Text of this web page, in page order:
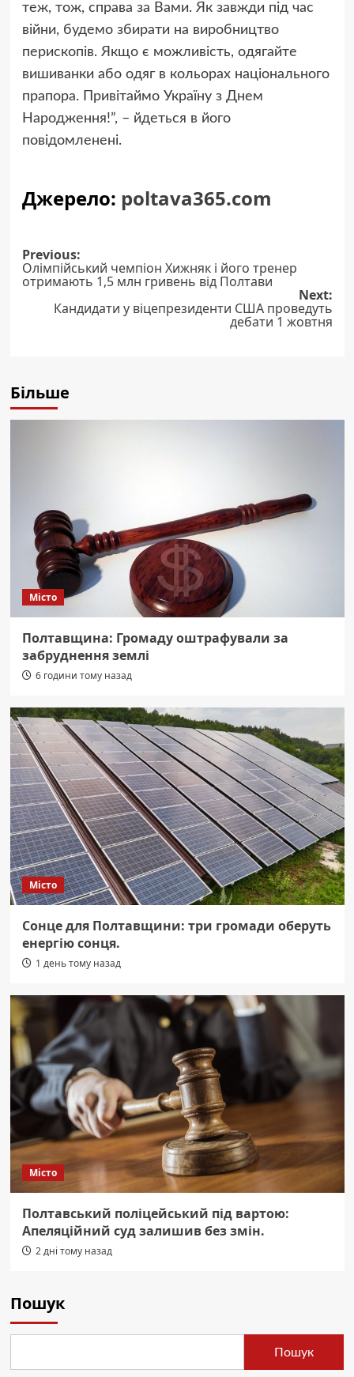
теж, тож, справа за Вами. Як завжди під час
війни, будемо збирати на виробництво
перископів. Якщо є можливість, одягайте
вишиванки або одяг в кольорах національного
прапора. Привітаймо Україну з Днем
Народження!”, – йдеться в його
повідомленені.
Джерело: poltava365.com
Post
navigation
Previous:
Олімпійський чемпіон Хижняк і його тренер
отримають 1,5 млн гривень від Полтави
Next:
Кандидати у віцепрезиденти США проведуть
дебати 1 жовтня
Більше
Місто
Полтавщина: Громаду оштрафували за
забруднення землі
6 години тому назад
Місто
Сонце для Полтавщини: три громади оберуть
енергію сонця.
1 день тому назад
Місто
Полтавський поліцейський під вартою:
Апеляційний суд залишив без змін.
2 дні тому назад
Пошук
Пошук